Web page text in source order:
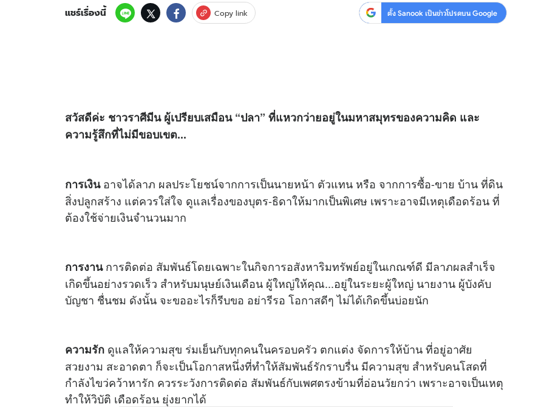
แชร์เรื่องนี้ Copy link ตั้ง Sanook เป็นข่าวโปรดบน Google
สวัสดีค่ะ ชาวราศีมีน ผู้เปรียบเสมือน “ปลา” ที่แหวกว่ายอยู่ในมหาสมุทรของความคิด และ
ความรู้สึกที่ไม่มีขอบเขต...
การเงินอาจได้ลาภ ผลประโยชน์จากการเป็นนายหน้า ตัวแทน หรือ จากการซื้อ-ขาย บ้าน ที่ดิน
สิ่งปลูกสร้าง แต่ควรใส่ใจ ดูแลเรื่องของบุตร-ธิดาให้มากเป็นพิเศษ เพราะอาจมีเหตุเดือดร้อน ที่
ต้องใช้จ่ายเงินจำนวนมาก
การงานการติดต่อ สัมพันธ์โดยเฉพาะในกิจการอสังหาริมทรัพย์อยู่ในเกณฑ์ดี มีลาภผลสำเร็จ
เกิดขึ้นอย่างรวดเร็ว สำหรับมนุษย์เงินเดือน ผู้ใหญ่ให้คุณ...อยู่ในระยะผู้ใหญ่ นายงาน ผู้บังคับ
บัญชา ชื่นชม ดังนั้น จะขออะไรก็รีบขอ อย่ารีรอ โอกาสดีๆ ไม่ได้เกิดขึ้นบ่อยนัก
ความรัก ดูแลให้ความสุข ร่มเย็นกับทุกคนในครอบครัว ตกแต่ง จัดการให้บ้าน ที่อยู่อาศัย
สวยงาม สะอาดตา ก็จะเป็นโอกาสหนึ่งที่ทำให้สัมพันธ์รักราบรื่น มีความสุข สำหรับคนโสดที่
กำลังไขว่คว้าหารัก ควรระวังการติดต่อ สัมพันธ์กับเพศตรงข้ามที่อ่อนวัยกว่า เพราะอาจเป็นเหตุ
ทำให้วิบัติ เดือดร้อน ยุ่งยากได้